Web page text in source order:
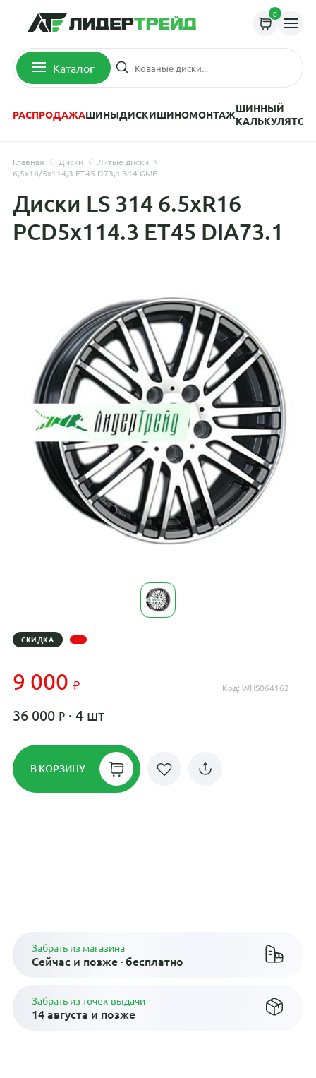
0
Каталог
РАСПРОДАЖАШИНЫДИСКИШИНОМОНТАЖШИННЫЙ
КАЛЬКУЛЯТОР
Главная Диски
Литые диски
6,5x16/5x114,3 ET45 D73,1 314 GMF
Диски LS 314 6.5xR16
PCD5x114.3 ET45 DIA73.1
СКИДКА
9 000 Код: WHS064162
36 000 · 4 шт
В КОРЗИНУ
Забрать из магазина
Сейчас и позже · бесплатно
Забрать из точек выдачи
14 августа и позже